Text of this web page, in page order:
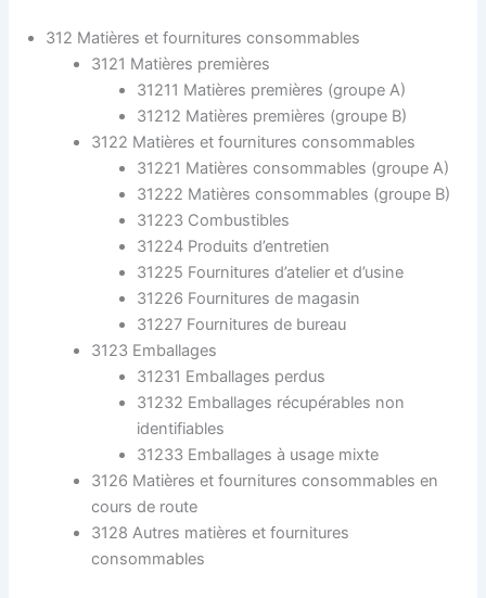
312 Matières et fournitures consommables
3121 Matières premières
31211 Matières premières (groupe A)
31212 Matières premières (groupe B)
3122 Matières et fournitures consommables
31221 Matières consommables (groupe A)
31222 Matières consommables (groupe B)
31223 Combustibles
31224 Produits d’entretien
31225 Fournitures d’atelier et d’usine
31226 Fournitures de magasin
31227 Fournitures de bureau
3123 Emballages
31231 Emballages perdus
31232 Emballages récupérables non
identifiables
31233 Emballages à usage mixte
3126 Matières et fournitures consommables en
cours de route
3128 Autres matières et fournitures
consommables